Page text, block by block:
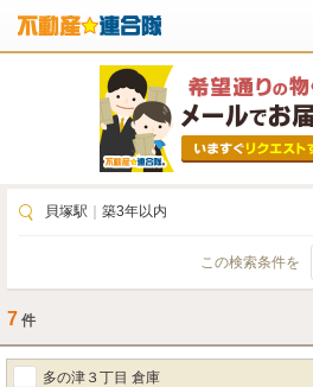
貝塚駅 築3年以内
この検索条件を
7 件
多の津３丁目 倉庫